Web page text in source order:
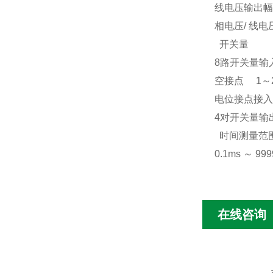
线电压输出
相电压/线电
开关量
8路开关量输
空接点 1 ～
电位接点接入
4对开关量输
时间测量范
0.1ms ～
在线咨询